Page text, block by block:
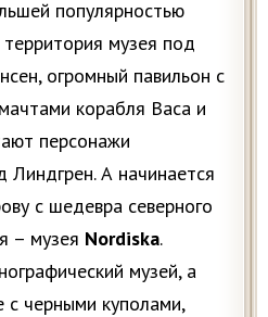
популярностью
музея под
огромный павильон с
корабля Васа и
персонажи
Линдгрен. А начинается
с шедевра северного
– музея Nordiska.
музей, а
с черными куполами,